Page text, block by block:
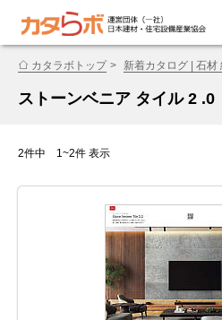
カタラボトップ 新着カタログ | 石
ストーンベニア タイル 2 .0
2件中 1~2件 表示